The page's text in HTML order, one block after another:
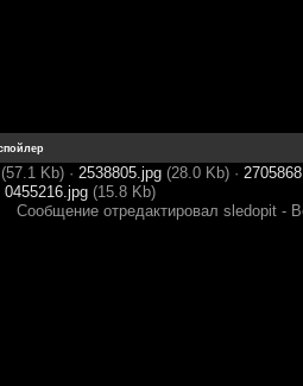
(57.1 Kb) · 2538805.jpg (28.0 Kb) ·
0455216.jpg (15.8 Kb)
Сообщение отредактировал sledopit -